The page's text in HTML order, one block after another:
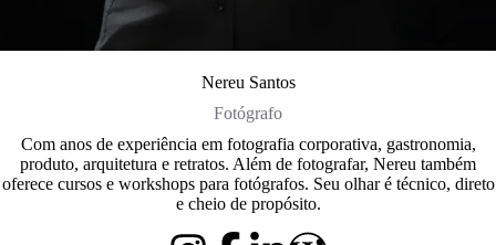
Nereu Santos
Fotógrafo
Com anos de experiência em fotografia corporativa, gastronomia,
produto, arquitetura e retratos. Além de fotografar, Nereu também
oferece cursos e workshops para fotógrafos. Seu olhar é técnico, direto
e cheio de propósito.